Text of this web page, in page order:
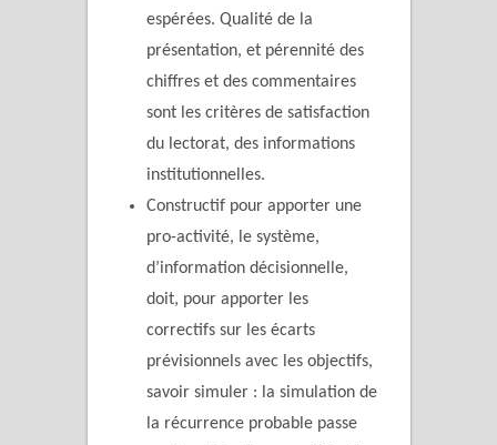
espérées. Qualité de la
présentation, et pérennité des
chiffres et des commentaires
sont les critères de satisfaction
du lectorat, des informations
institutionnelles.
Constructif pour apporter une
pro-activité, le système,
d’information décisionnelle,
doit, pour apporter les
correctifs sur les écarts
prévisionnels avec les objectifs,
savoir simuler : la simulation de
la récurrence probable passe